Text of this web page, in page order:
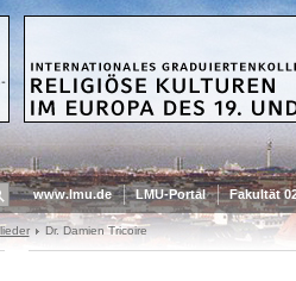
www.lmu.de LMU-Portal Fakultät
Dr. Damien Tricoire